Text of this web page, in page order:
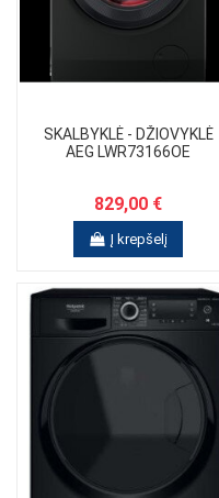
SKALBYKLĖ - DŽIOVYKLĖ
AEG LWR73166OE
829,00 €
Į krepšelį